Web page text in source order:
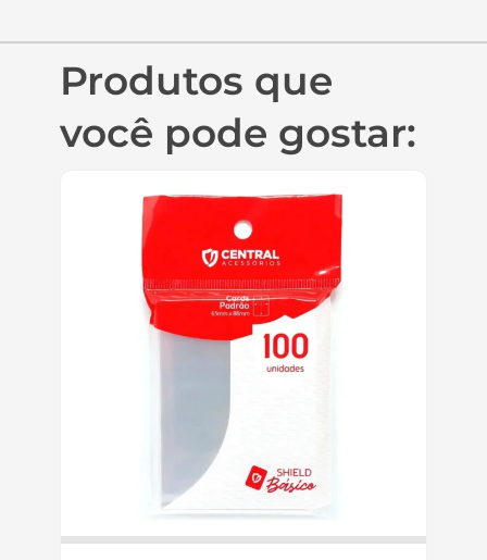
Produtos que
você pode gostar: